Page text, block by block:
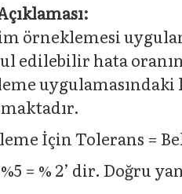
örneklemesi
edilebilir hata
İçin Tolerans =
%5 = % 2’ dir. Doğru